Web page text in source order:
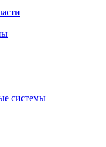
системы